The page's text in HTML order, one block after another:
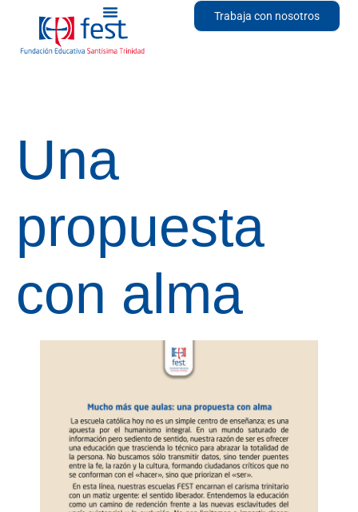
Trabaja con nosotros
Una
propuesta
con alma